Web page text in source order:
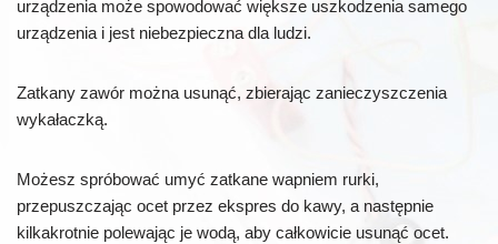
urządzenia może spowodować większe uszkodzenia samego
urządzenia i jest niebezpieczna dla ludzi.
Zatkany zawór można usunąć, zbierając zanieczyszczenia
wykałaczką.
Możesz spróbować umyć zatkane wapniem rurki,
przepuszczając ocet przez ekspres do kawy, a następnie
kilkakrotnie polewając je wodą, aby całkowicie usunąć ocet.